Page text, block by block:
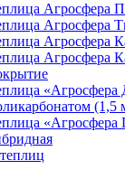
Агросфера
Агросфера
Агросфера
Агросфера
«Агросфера